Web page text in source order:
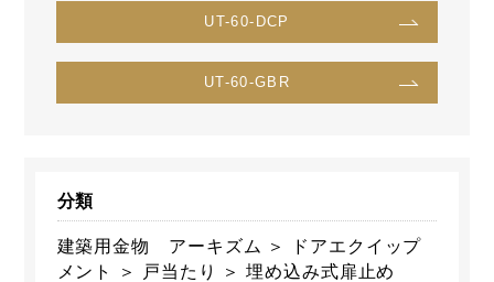
UT-60-DCP
UT-60-GBR
分類
建築用金物 アーキズム ＞ ドアエクイップ
メント ＞ 戸当たり ＞ 埋め込み式扉止め